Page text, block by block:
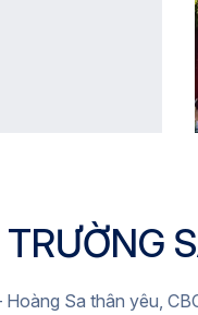
Sa thân yêu,